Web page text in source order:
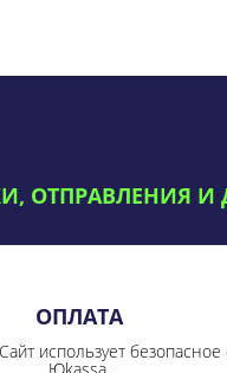
ОТПРАВЛЕНИЯ И
ОПЛАТА
использует